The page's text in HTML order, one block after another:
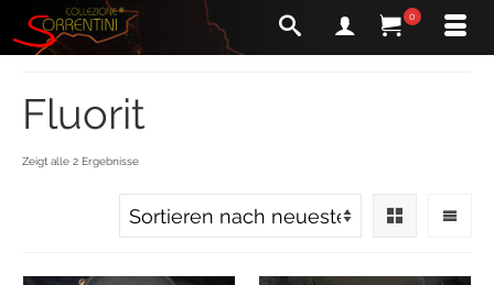
0
Fluorit
Zeigt alle 2 Ergebnisse